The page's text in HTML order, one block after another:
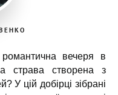
вечеря в
страва створена з
У цій добірці зібрані